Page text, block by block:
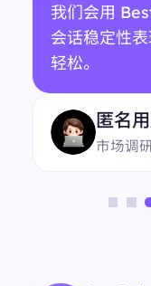
我们会用
会话稳定性
轻松。
匿名
市场调